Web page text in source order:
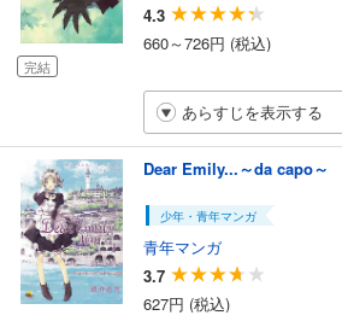
完結
4.3
660～726円 (税込)
あらすじを表示する
Dear Emily...～da capo～
少年・青年マンガ
青年マンガ
3.7
627円 (税込)